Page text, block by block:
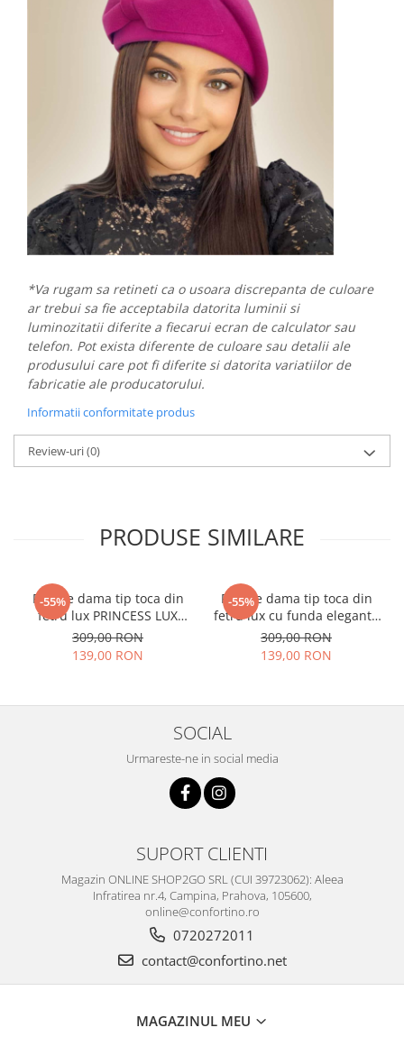
*Va rugam sa retineti ca o usoara discrepanta de culoare
ar trebui sa fie acceptabila datorita luminii si
luminozitatii diferite a fiecarui ecran de calculator sau
telefon. Pot exista diferente de culoare sau detalii ale
produsului care pot fi diferite si datorita variatiilor de
fabricatie ale producatorului.
Informatii conformitate produs
Review-uri(0)
PRODUSE SIMILARE
-55%
Palarie dama tip toca din
fetru lux PRINCESS LUX
(MARO cappucino) - marime
unica, reglabila
309,00 RON
139,00 RON
-55%
Palarie dama tip toca din
fetru lux cu funda eleganta
PRINCESS LUX (VERDE) -
marime unica, reglabila
309,00 RON
139,00 RON
SOCIAL
Urmareste-ne in social media
SUPORT CLIENTI
Magazin ONLINE SHOP2GO SRL (CUI 39723062): Aleea
Infratirea nr.4, Campina, Prahova, 105600,
online@confortino.ro
0720272011
contact@confortino.net
MAGAZINUL MEU